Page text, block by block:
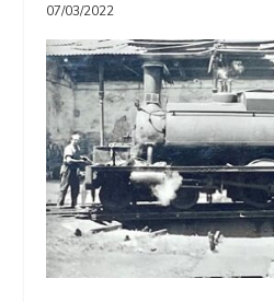
07/03/2022